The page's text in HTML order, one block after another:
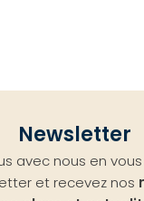
Newsletter
avec nous en
et recevez nos